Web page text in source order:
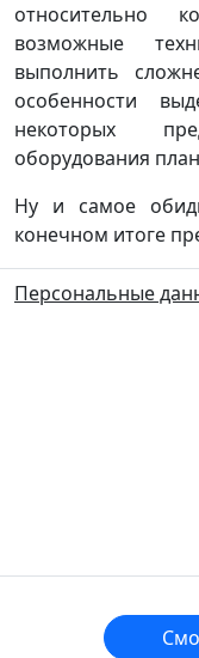
относительно
возможные
выполнить
особенности
некоторых
оборудования
Ну и самое
конечном итоге
Персональные